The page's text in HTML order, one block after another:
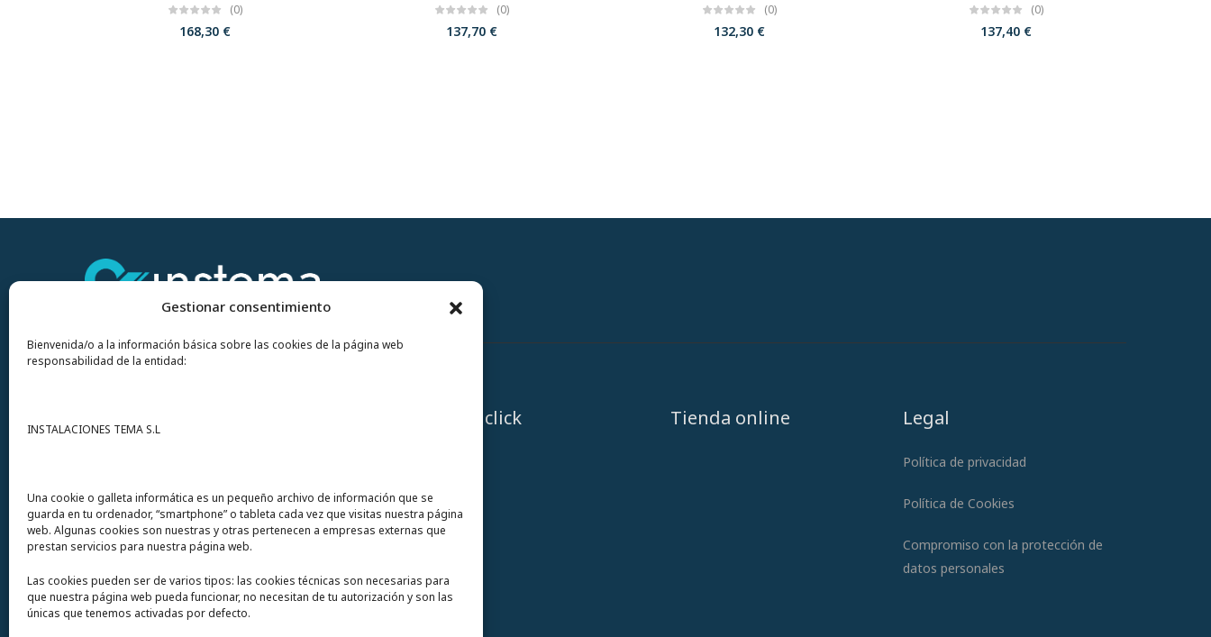
Gestionar consentimiento
Bienvenida/o a la información básica sobre las cookies de la página web
responsabilidad de la entidad:
INSTALACIONES TEMA S.L
Una cookie o galleta informática es un pequeño archivo de información que se
guarda en tu ordenador, “smartphone” o tableta cada vez que visitas nuestra página
web. Algunas cookies son nuestras y otras pertenecen a empresas externas que
prestan servicios para nuestra página web.
Las cookies pueden ser de varios tipos: las cookies técnicas son necesarias para
que nuestra página web pueda funcionar, no necesitan de tu autorización y son las
únicas que tenemos activadas por defecto.
(0)
168,30 €
(0)
137,70 €
(0)
132,30 €
(0)
137,40 €
S.L. Avda del Mar 72
12200 Onda (Castellón) España
Urgencias y whatsapp649 406 493
A un click Tienda online Legal
Política de privacidad
Política de Cookies
Compromiso con la protección de
datos personales